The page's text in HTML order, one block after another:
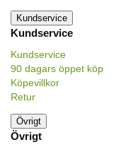
Kundservice
Kundservice
Kundservice
90 dagars öppet köp
Köpevillkor
Retur
Övrigt
Övrigt